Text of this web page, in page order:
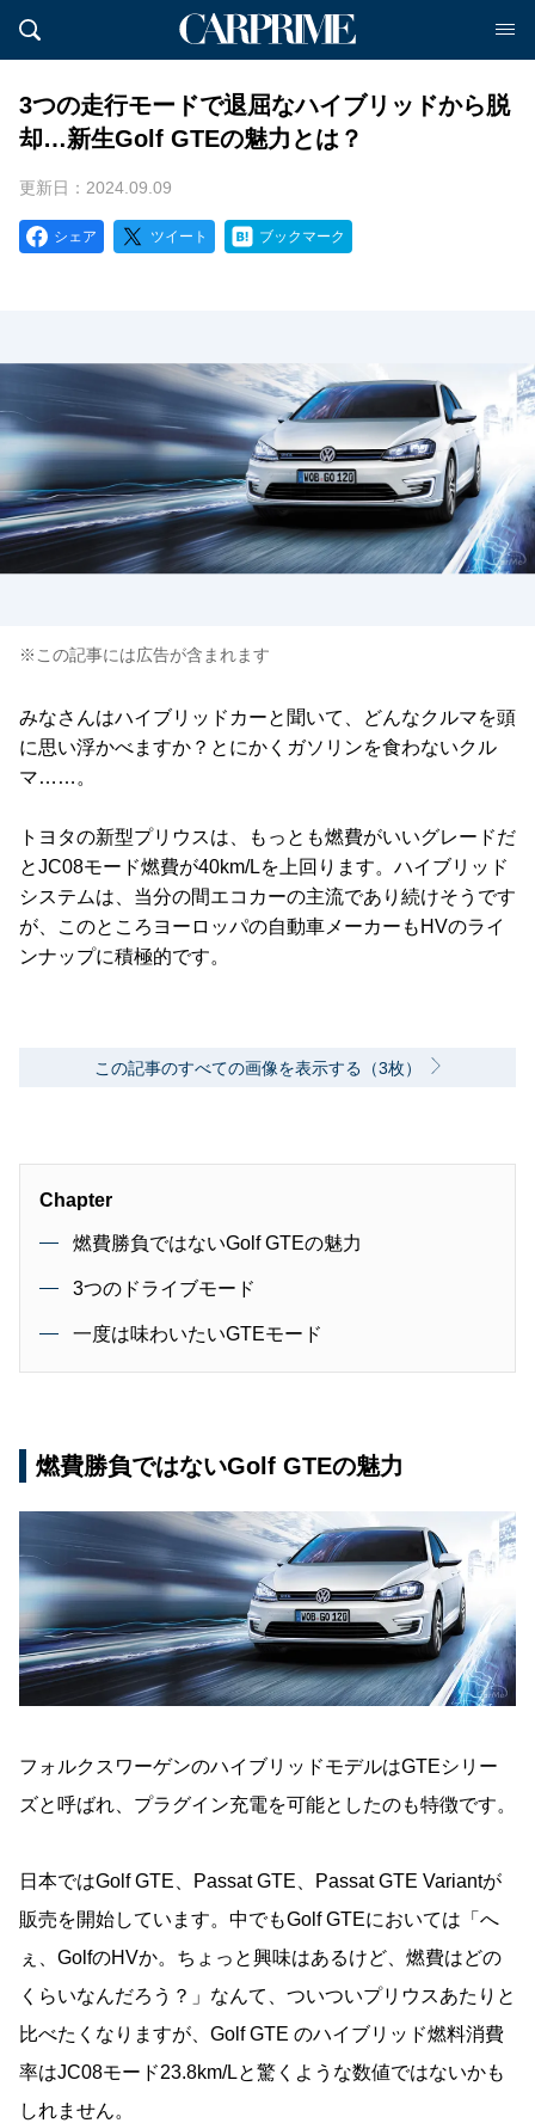
3つの走行モードで退屈なハイブリッドから脱
却…新生Golf GTEの魅力とは？
更新日：2024.09.09
シェア ツイート ブックマーク
※この記事には広告が含まれます
みなさんはハイブリッドカーと聞いて、どんなクルマを頭
に思い浮かべますか？とにかくガソリンを食わないクル
マ……。
トヨタの新型プリウスは、もっとも燃費がいいグレードだ
とJC08モード燃費が40km/Lを上回ります。ハイブリッド
システムは、当分の間エコカーの主流であり続けそうです
が、このところヨーロッパの自動車メーカーもHVのライ
ンナップに積極的です。
この記事のすべての画像を表示する（3枚）
Chapter
燃費勝負ではないGolf GTEの魅力
3つのドライブモード
一度は味わいたいGTEモード
燃費勝負ではないGolf GTEの魅力
フォルクスワーゲンのハイブリッドモデルはGTEシリー
ズと呼ばれ、プラグイン充電を可能としたのも特徴です。
日本ではGolf GTE、Passat GTE、Passat GTE Variantが
販売を開始しています。中でもGolf GTEにおいては「へ
ぇ、GolfのHVか。ちょっと興味はあるけど、燃費はどの
くらいなんだろう？」なんて、ついついプリウスあたりと
比べたくなりますが、Golf GTE のハイブリッド燃料消費
率はJC08モード23.8km/Lと驚くような数値ではないかも
しれません。